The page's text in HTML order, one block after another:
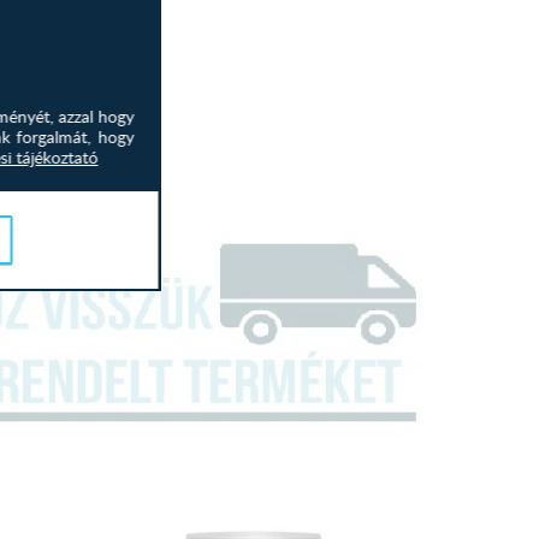
azzal hogy
forgalmát, hogy
tájékoztató